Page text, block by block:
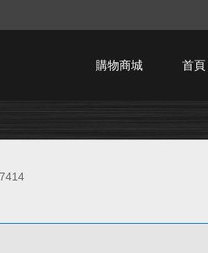
購物商城 首頁